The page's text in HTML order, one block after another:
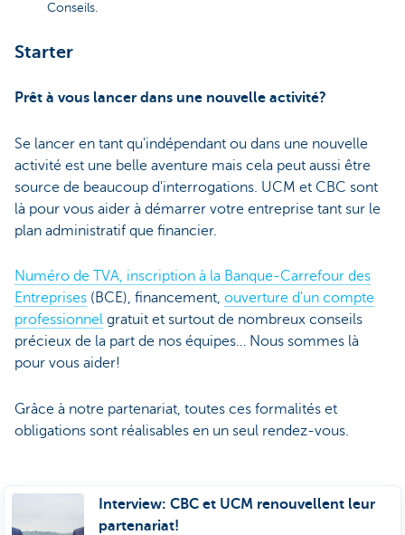
Conseils.
Starter
Prêt à vous lancer dans une nouvelle activité?
Se lancer en tant qu'indépendant ou dans une nouvelle
activité est une belle aventure mais cela peut aussi être
source de beaucoup d'interrogations. UCM et CBC sont
là pour vous aider à démarrer votre entreprise tant sur le
plan administratif que financier.
Numéro de TVA, inscription à la Banque-Carrefour des
Entreprises (BCE), financement, ouverture d'un compte
professionnel gratuit et surtout de nombreux conseils
précieux de la part de nos équipes… Nous sommes là
pour vous aider!
Grâce à notre partenariat, toutes ces formalités et
obligations sont réalisables en un seul rendez-vous.
Interview: CBC et UCM renouvellent leur
partenariat!